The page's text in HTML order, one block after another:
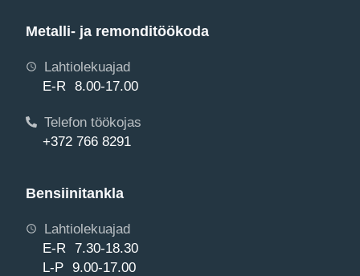
Metalli- ja remonditöökoda
Lahtiolekuajad
E-R 8.00-17.00
Telefon töökojas
+372 766 8291
Bensiinitankla
Lahtiolekuajad
E-R 7.30-18.30
L-P 9.00-17.00